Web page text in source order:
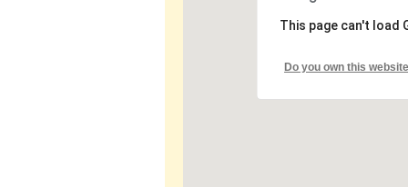
This page can't load
Do you own this